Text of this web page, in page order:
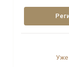
Уже